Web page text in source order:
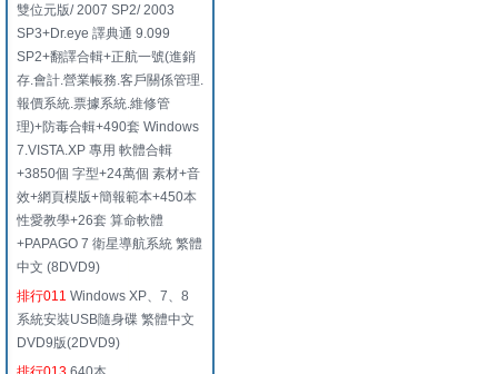
雙位元版/ 2007 SP2/ 2003
SP3+Dr.eye 譯典通 9.099
SP2+翻譯合輯+正航一號(進銷
存.會計.營業帳務.客戶關係管理.
報價系統.票據系統.維修管
理)+防毒合輯+490套 Windows
7.VISTA.XP 專用 軟體合輯
+3850個 字型+24萬個 素材+音
效+網頁模版+簡報範本+450本
性愛教學+26套 算命軟體
+PAPAGO 7 衛星導航系統 繁體
中文 (8DVD9)
排行011 Windows XP、7、8
系統安裝USB隨身碟 繁體中文
DVD9版(2DVD9)